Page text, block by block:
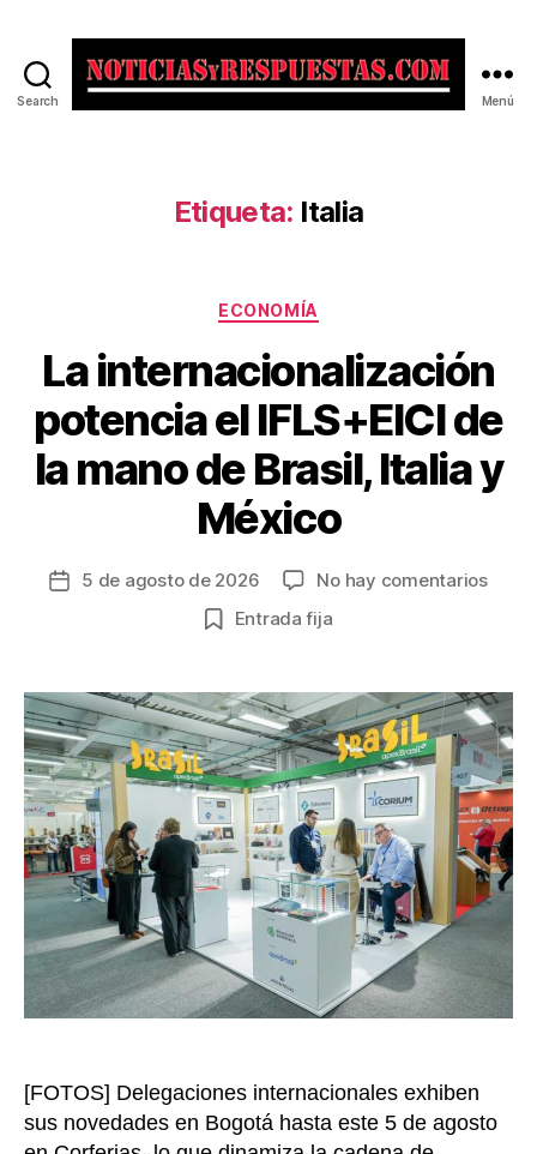
Search Menú
Etiqueta: Italia
Categorías
ECONOMÍA
La internacionalización
potencia el IFLS+EICI de
la mano de Brasil, Italia y
México
Fecha5 de agosto de 2026 No hay comentariosen
de
la
mano
de
Italia
y
Entrada fija
[FOTOS] Delegaciones internacionales exhiben
sus novedades en Bogotá hasta este 5 de agosto